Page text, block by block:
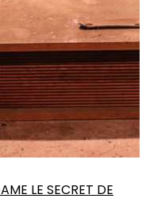
LE SECRET DE